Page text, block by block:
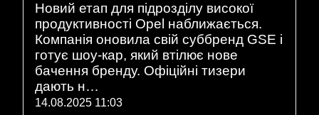
Новий етап для підрозділу високої
продуктивності Opel наближається.
Компанія оновила свій суббренд GSE і
готує шоу-кар, який втілює нове
бачення бренду. Офіційні тизери
дають н…
14.08.2025 11:03